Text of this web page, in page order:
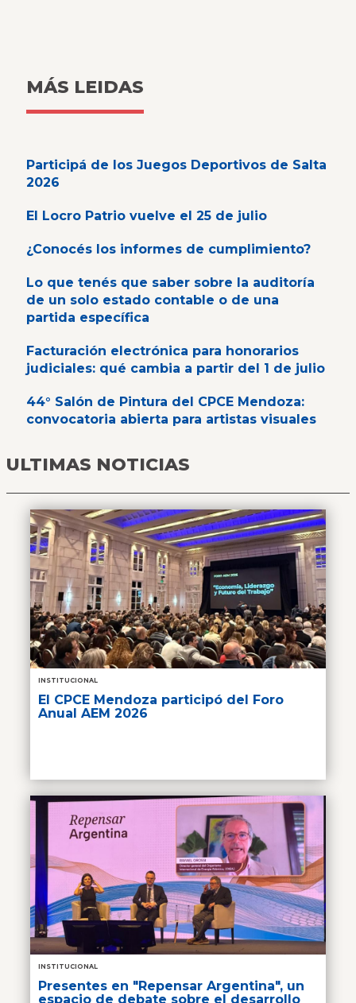
MÁS LEIDAS
Participá de los Juegos Deportivos de Salta
2026
El Locro Patrio vuelve el 25 de julio
¿Conocés los informes de cumplimiento?
Lo que tenés que saber sobre la auditoría
de un solo estado contable o de una
partida específica
Facturación electrónica para honorarios
judiciales: qué cambia a partir del 1 de julio
44° Salón de Pintura del CPCE Mendoza:
convocatoria abierta para artistas visuales
ULTIMAS NOTICIAS
INSTITUCIONAL
El CPCE Mendoza participó del Foro
Anual AEM 2026
INSTITUCIONAL
Presentes en "Repensar Argentina", un
espacio de debate sobre el desarrollo